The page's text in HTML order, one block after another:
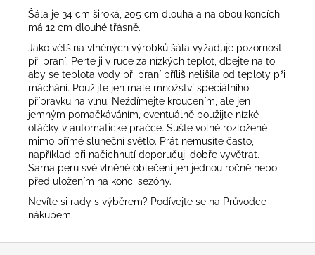
Šála je 34 cm široká, 205 cm dlouhá a na obou koncích
má 12 cm dlouhé třásně.
Jako většina vlněných výrobků šála vyžaduje pozornost
při praní. Perte ji v ruce za nízkých teplot, dbejte na to,
aby se teplota vody při praní příliš nelišila od teploty při
máchání. Použijte jen malé množství speciálního
přípravku na vlnu. Neždímejte kroucením, ale jen
jemným pomačkáváním, eventuálně použijte nízké
otáčky v automatické pračce. Sušte volně rozložené
mimo přímé sluneční světlo. Prát nemusíte často,
například při načichnutí doporučuji dobře vyvětrat.
Sama peru své vlněné oblečení jen jednou ročně nebo
před uložením na konci sezóny.
Nevíte si rady s výběrem? Podívejte se na Průvodce
nákupem.